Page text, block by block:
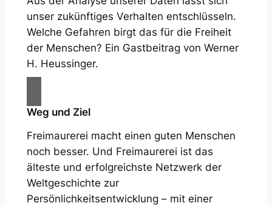
unser zukünftiges Verhalten entschlüsseln.
Welche Gefahren birgt das für die Freiheit
der Menschen? Ein Gastbeitrag von Werner
H. Heussinger.
Weg und Ziel
Freimaurerei macht einen guten Menschen
noch besser. Und Freimaurerei ist das
älteste und erfolgreichste Netzwerk der
Weltgeschichte zur
Persönlichkeitsentwicklung – mit einer